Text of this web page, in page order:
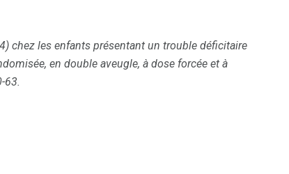
chez les enfants présentant un trouble déficitaire
en double aveugle, à dose forcée et à
63.